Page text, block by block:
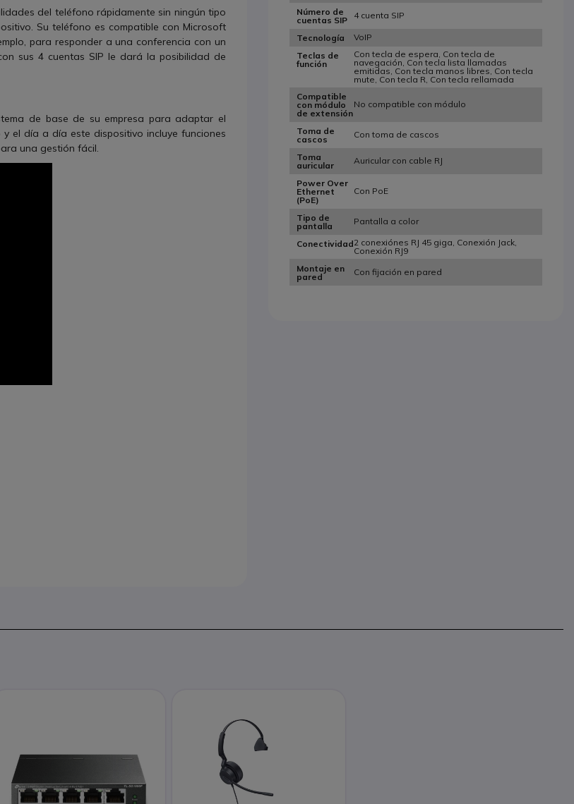
del teléfono rápidamente sin ningún tipo
Su teléfono es compatible con Microsoft
para responder a una conferencia con un
sus 4 cuentas SIP le dará la posibilidad de
de base de su empresa para adaptar el
el día a día este dispositivo incluye funciones
una gestión fácil.
Número de
cuentas SIP
4 cuenta SIP
Tecnología
VoIP
Teclas de
función
Con tecla de espera, Con tecla de
navegación, Con tecla lista llamadas
emitidas, Con tecla manos libres, Con tecla
mute, Con tecla R, Con tecla rellamada
Compatible
con módulo
de extensión
No compatible con módulo
Toma de
cascos
Con toma de cascos
Toma
auricular
Auricular con cable RJ
Power Over
Ethernet
(PoE)
Con PoE
Tipo de
pantalla
Pantalla a color
Conectividad2 conexiónes RJ 45 giga, Conexión Jack,
Conexión RJ9
Montaje en
pared
Con fijación en pared